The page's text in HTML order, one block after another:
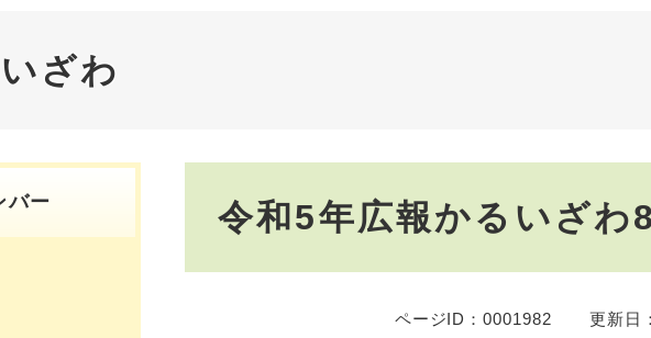
ざわ
令和5年広報かるいざわ
ページID：0001982 更新日
バー